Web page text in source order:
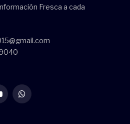
Fresca a cada
WhatsApp